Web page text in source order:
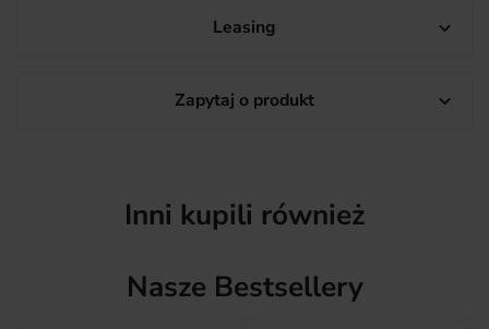
Leasing 
Zapytaj o produkt 
Inni kupili również
Nasze Bestsellery